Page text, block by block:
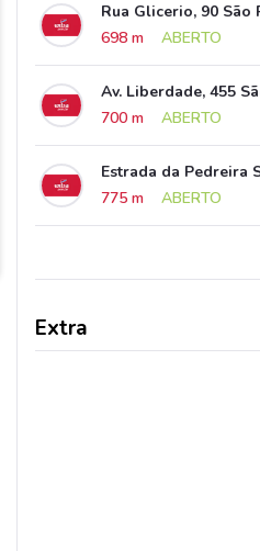
Rua Glicerio, 90 São
698 m
ABERTO
Av. Liberdade, 455
700 m
ABERTO
Estrada da Pedreira
775 m
ABERTO
Extra